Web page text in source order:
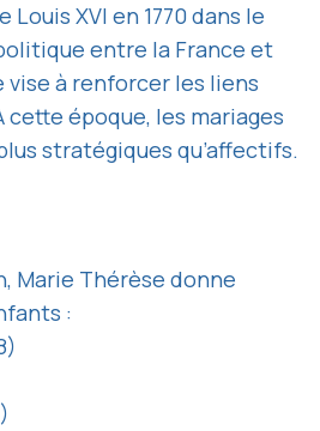
XVI en 1770 dans le
entre la France et
vise à renforcer les liens
cette époque, les mariages
stratégiques qu’affectifs.
Marie Thérèse donne
: